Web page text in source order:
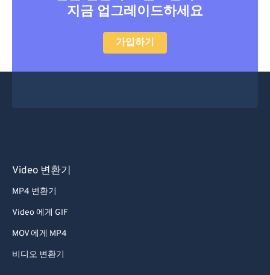
지금 업그레이드하세요
가입하기
Video 변환기
MP4 변환기
Video 에게 GIF
MOV 에게 MP4
비디오 변환기